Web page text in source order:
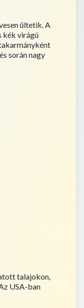
ültetik. A
kék virágú
során nagy
talajokon,
USA-ban